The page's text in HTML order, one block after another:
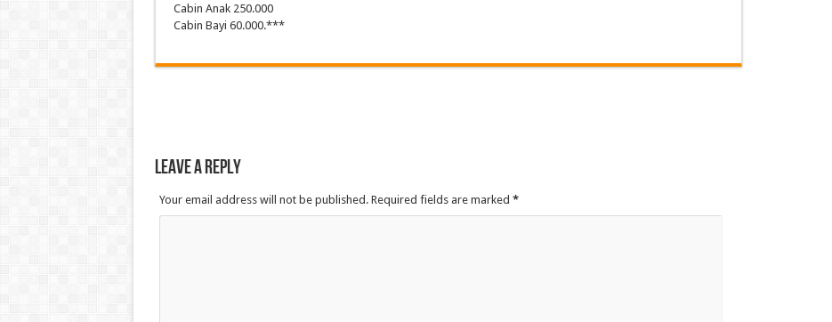
Cabin Anak 250.000
Cabin Bayi 60.000.***
Leave a Reply
Your email address will not be published. Required fields are marked *